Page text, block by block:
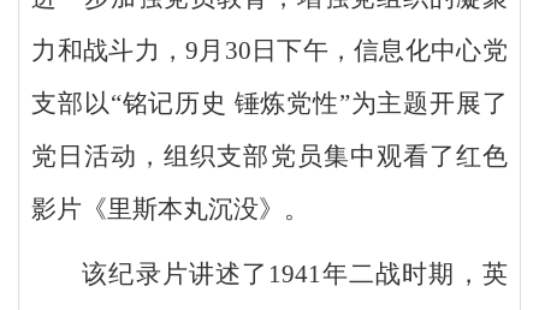
力和战斗力，9月30日下午，信息化中心党
支部以“铭记历史 锤炼党性”为主题开展了
党日活动，组织支部党员集中观看了红色
影片《里斯本丸沉没》。
该纪录片讲述了1941年二战时期，英